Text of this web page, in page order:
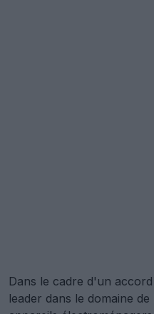
Dans le cadre d'un
leader dans le domaine